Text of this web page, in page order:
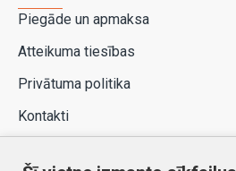
Piegāde un apmaksa
Atteikuma tiesības
Privātuma politika
Kontakti